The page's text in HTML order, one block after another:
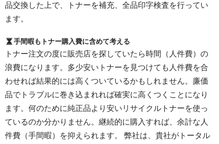
品交換した上で、トナーを補充、全品印字検査を行ってい
ます。
手間暇もトナー購入費に含めて考える
トナー注文の度に販売店を探していたら時間（人件費）の
浪費になります。多少安いトナーを見つけても人件費を合
わせれば結果的には高くついているかもしれません。廉価
品でトラブルに巻き込まれれば確実に高くつくことになり
ます。何のために純正品より安いリサイクルトナーを使っ
ているのか分かりません。継続的に購入すれば、余計な人
件費（手間暇）を抑えられます。 弊社は、貴社がトータル